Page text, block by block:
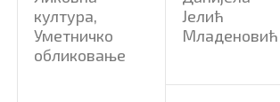
култура,
Уметничко
обликовање
Јелић
Младеновић